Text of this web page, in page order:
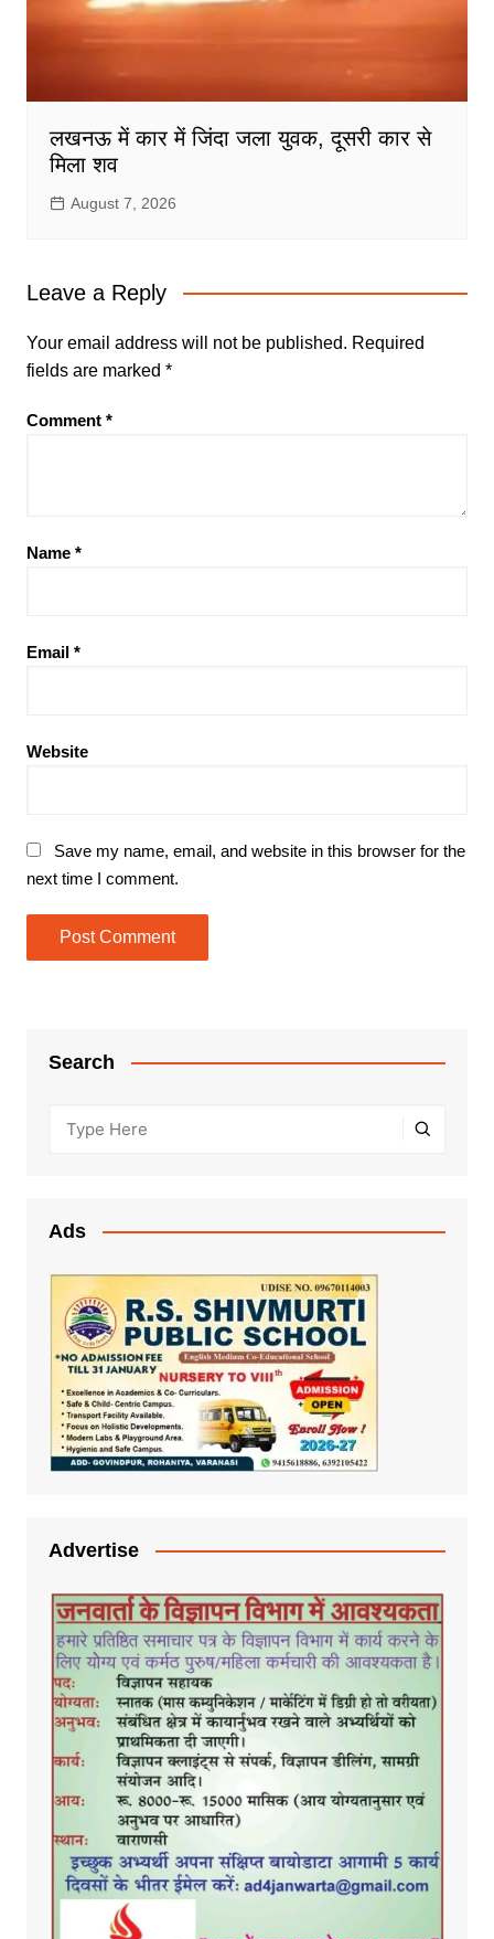
लखनऊ में कार में जिंदा जला युवक, दूसरी कार से
मिला शव
August 7, 2026
Leave a Reply
Your email address will not be published. Required
fields are marked *
Comment *
Name *
Email *
Website
Save my name, email, and website in this browser for the
next time I comment.
Search
Ads
Advertise